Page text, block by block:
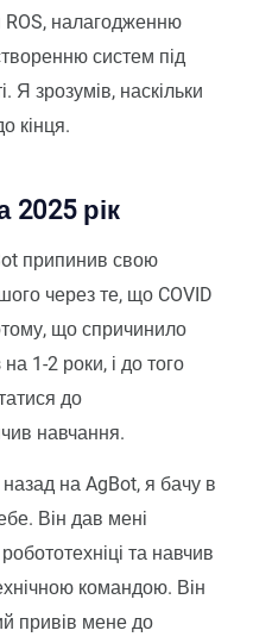
ROS, налагодженню
систем під
Я зрозумів, наскільки
кінця.
рік
припинив свою
через те, що COVID
що спричинило
1-2 роки, і до того
до
навчання.
назад на AgBot, я бачу в
Він дав мені
та навчив
командою. Він
привів мене до